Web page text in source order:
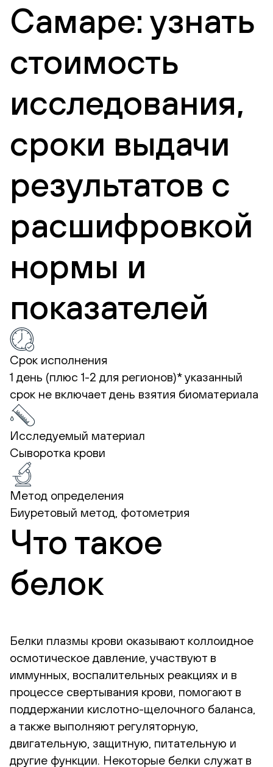
Самаре: узнать
стоимость
исследования,
сроки выдачи
результатов с
расшифровкой
нормы и
показателей
Срок исполнения
1 день (плюс 1-2 для регионов)*указанный
срок не включает день взятия биоматериала
Исследуемый материал
Сыворотка крови
Метод определения
Биуретовый метод, фотометрия
Что такое
белок
Белки плазмы крови оказывают коллоидное
осмотическое давление, участвуют в
иммунных, воспалительных реакциях и в
процессе свертывания крови, помогают в
поддержании кислотно-щелочного баланса,
а также выполняют регуляторную,
двигательную, защитную, питательную и
другие функции. Некоторые белки служат в